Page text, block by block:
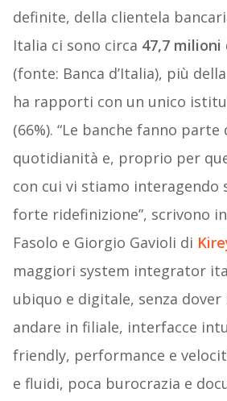
definite, della clientela
Italia ci sono circa 47,7
(fonte: Banca d’Italia), più
ha rapporti con un unico
(66%). “Le banche fanno
quotidianità e, proprio per
con cui vi stiamo interagendo
forte ridefinizione”, scrivono
Fasolo e Giorgio Gavioli di
maggiori system integrator
ubiquo e digitale, senza dover
andare in filiale, interfacce
friendly, performance e
e fluidi, poca burocrazia e